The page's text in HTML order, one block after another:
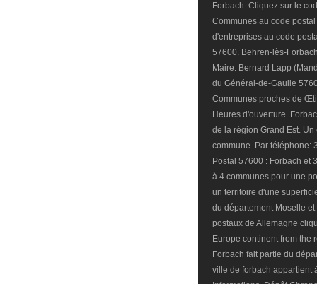
Forbach. Cliquez sur le
Communes au code
d'entreprises au code
57600. Behren-lès-
Maire: Bernard Lapp
du Général-de-Gaulle
Communes proches de
Heures d'ouverture.
de la région Grand Est.
commune. Par téléphone:
Postal 57600 : Forbach et
à 4 communes pour une
un territoire d'une
du département Moselle
postaux de Allemagne
Europe continent from the
Forbach fait partie du
ville de forbach appartient